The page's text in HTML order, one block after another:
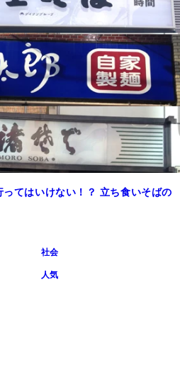
てはいけない！？ 立ち食いそばの
社会
人気